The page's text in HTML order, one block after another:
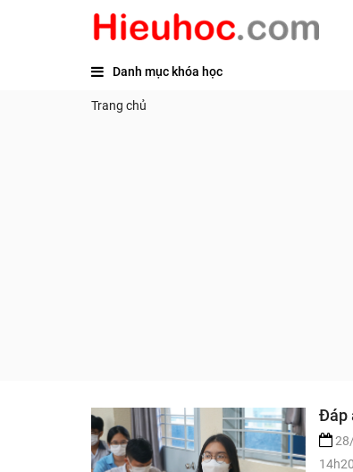
Danh mục khóa học
Trang chủ
Đáp